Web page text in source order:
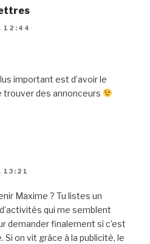
12:44
important est d’avoir le
trouver des annonceurs
13:21
Maxime ? Tu listes un
qui me semblent
demander finalement si c’est
Si on vit grâce à la publicité, le